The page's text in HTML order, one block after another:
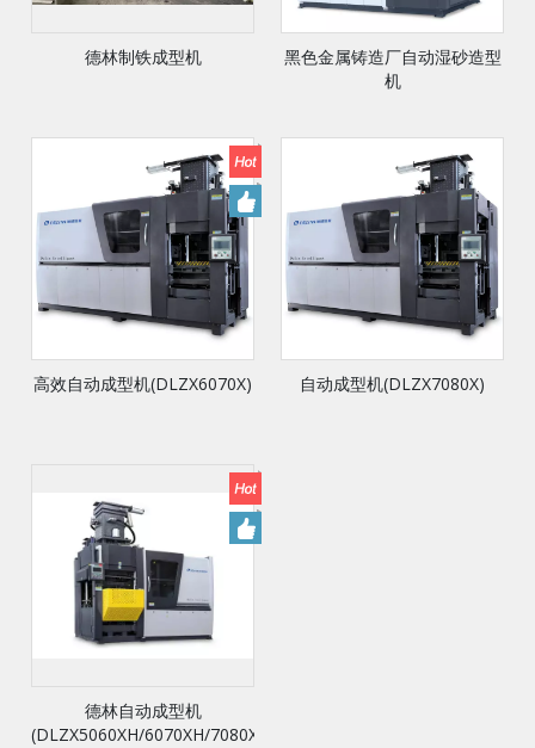
德林制铁成型机
黑色金属铸造厂自动湿砂造型
机
高效自动成型机(DLZX6070X) 自动成型机(DLZX7080X)
德林自动成型机
(DLZX5060XH/6070XH/7080XH)